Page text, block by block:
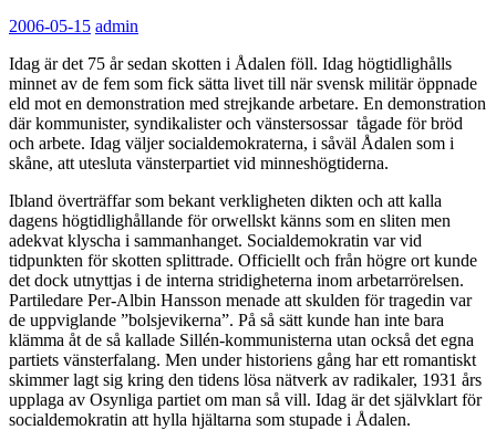
2006-05-15 admin
Idag är det 75 år sedan skotten i Ådalen föll. Idag högtidlighålls
minnet av de fem som fick sätta livet till när svensk militär öppnade
eld mot en demonstration med strejkande arbetare. En demonstration
där kommunister, syndikalister och vänstersossar tågade för bröd
och arbete. Idag väljer socialdemokraterna, i såväl Ådalen som i
skåne, att utesluta vänsterpartiet vid minneshögtiderna.
Ibland överträffar som bekant verkligheten dikten och att kalla
dagens högtidlighållande för orwellskt känns som en sliten men
adekvat klyscha i sammanhanget. Socialdemokratin var vid
tidpunkten för skotten splittrade. Officiellt och från högre ort kunde
det dock utnyttjas i de interna stridigheterna inom arbetarrörelsen.
Partiledare Per-Albin Hansson menade att skulden för tragedin var
de uppviglande ”bolsjevikerna”. På så sätt kunde han inte bara
klämma åt de så kallade Sillén-kommunisterna utan också det egna
partiets vänsterfalang. Men under historiens gång har ett romantiskt
skimmer lagt sig kring den tidens lösa nätverk av radikaler, 1931 års
upplaga av Osynliga partiet om man så vill. Idag är det självklart för
socialdemokratin att hylla hjältarna som stupade i Ådalen.